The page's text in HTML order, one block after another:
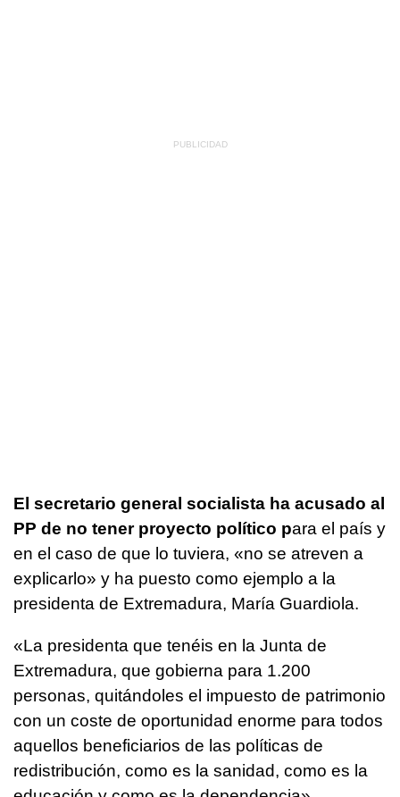
El secretario general socialista ha acusado al
PP de no tener proyecto político para el país y
en el caso de que lo tuviera, «no se atreven a
explicarlo» y ha puesto como ejemplo a la
presidenta de Extremadura, María Guardiola.
«La presidenta que tenéis en la Junta de
Extremadura, que gobierna para 1.200
personas, quitándoles el impuesto de patrimonio
con un coste de oportunidad enorme para todos
aquellos beneficiarios de las políticas de
redistribución, como es la sanidad, como es la